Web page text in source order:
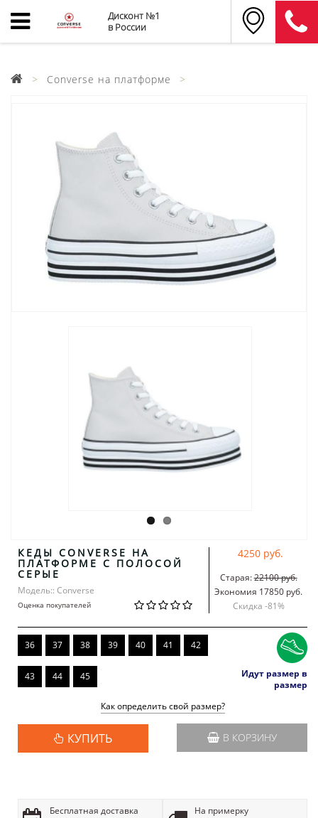
Дисконт №1
в России
Converse на платформе
КЕДЫ CONVERSE НА
ПЛАТФОРМЕ С ПОЛОСОЙ
СЕРЫЕ
Модель:: Converse
Оценка покупателей
4250 руб.
Старая:22100 руб.
Экономия 17850 руб.
Скидка -81%
36 37 38 39 40 41 42
43 44 45
Идут размер в
размер
Как определить свой размер?
КУПИТЬ В КОРЗИНУ
Бесплатная доставка
На примерку